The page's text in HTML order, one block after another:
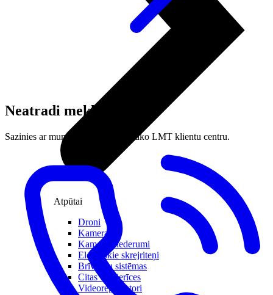
Atpūtai
Droni
Kameras
Kameru piederumi
Elektriskie skrejriteņi
Brīvroku sistēmas
Citas viedierīces
Videoreģistratori
Neatradi meklēto?
Sazinies ar mums vai apmeklē tuvāko LMT klientu centru.